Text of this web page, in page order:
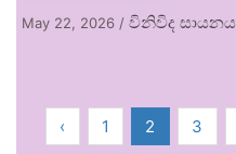
May 22, 2026 / විනිවිද සායනය
‹ 1 2 3